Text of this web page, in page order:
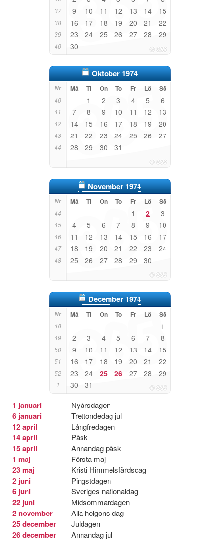
37 9 10 11 12 13 14 15
38 16 17 18 19 20 21 22
39 23 24 25 26 27 28 29
40 30
Oktober 1974
Nr Må Ti On To Fr Lö Sö
40 1 2 3 4 5 6
41 7 8 9 10 11 12 13
42 14 15 16 17 18 19 20
43 21 22 23 24 25 26 27
44 28 29 30 31
November 1974
Nr Må Ti On To Fr Lö Sö
44 1 2 3
45 4 5 6 7 8 9 10
46 11 12 13 14 15 16 17
47 18 19 20 21 22 23 24
48 25 26 27 28 29 30
December 1974
Nr Må Ti On To Fr Lö Sö
48 1
49 2 3 4 5 6 7 8
50 9 10 11 12 13 14 15
51 16 17 18 19 20 21 22
52 23 24 25 26 27 28 29
1 30 31
1 januari Nyårsdagen
6 januari Trettondedag jul
12 april Långfredagen
14 april Påsk
15 april Annandag påsk
1 maj Första maj
23 maj Kristi Himmelsfärdsdag
2 juni Pingstdagen
6 juni Sveriges nationaldag
22 juni Midsommardagen
2 november Alla helgons dag
25 december Juldagen
26 december
Annandag jul